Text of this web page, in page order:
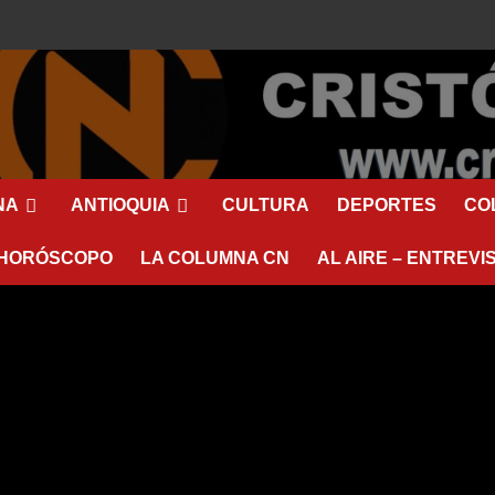
ANTIOQUIA CULTURA DEPORTES
HORÓSCOPO LA COLUMNA CN AL AIRE –